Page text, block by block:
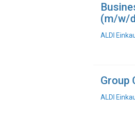
(m/w/
ALDI
Group
ALDI